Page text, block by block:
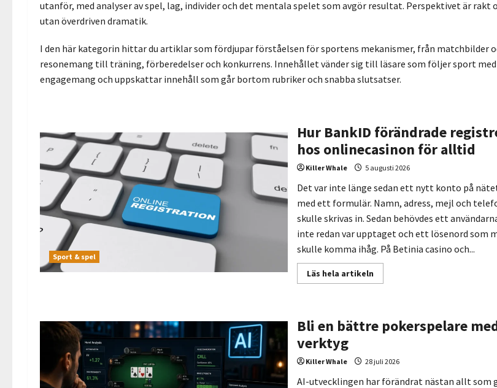
utanför, med analyser av spel, lag, individer och det mentala spelet som avgör resultat. Perspektivet är rakt
utan överdriven dramatik.
I den här kategorin hittar du artiklar som fördjupar förståelsen för sportens mekanismer, från matchbilder
resonemang till träning, förberedelser och konkurrens. Innehållet vänder sig till läsare som följer sport med
engagemang och uppskattar innehåll som går bortom rubriker och snabba slutsatser.
Sport & spel
Hur BankID förändrade
hos onlinecasinon för alltid
Killer Whale 5 augusti 2026
Det var inte länge sedan ett nytt konto på
med ett formulär. Namn, adress, mejl och
skulle skrivas in. Sedan behövdes ett
inte redan var upptaget och ett lösenord som
skulle komma ihåg. På Betinia casino och...
Läs hela artikelnRead
more
registrering
hos
alltid
Bli en bättre pokerspelare
verktyg
Killer Whale 28 juli 2026
AI-utvecklingen har förändrat nästan allt som